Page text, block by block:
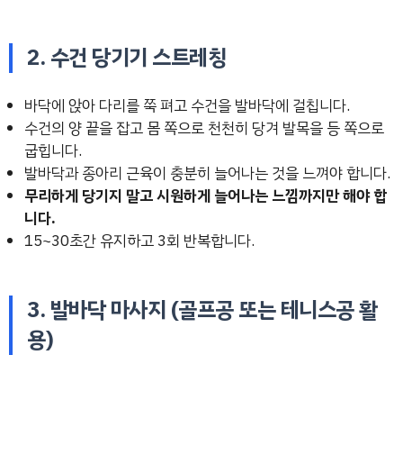
2. 수건 당기기 스트레칭
바닥에 앉아 다리를 쭉 펴고 수건을 발바닥에 걸칩니다.
수건의 양 끝을 잡고 몸 쪽으로 천천히 당겨 발목을 등 쪽으로
굽힙니다.
발바닥과 종아리 근육이 충분히 늘어나는 것을 느껴야 합니다.
무리하게 당기지 말고 시원하게 늘어나는 느낌까지만 해야 합
니다.
15~30초간 유지하고 3회 반복합니다.
3. 발바닥 마사지 (골프공 또는 테니스공 활
용)